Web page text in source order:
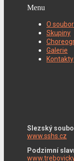
Menu
O
Skupiny
Galerie
Kontakty
Slezský
www.sshs.cz
Podzimní